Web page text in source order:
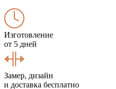
Изготовление
от 5 дней
Замер, дизайн
и доставка бесплатно